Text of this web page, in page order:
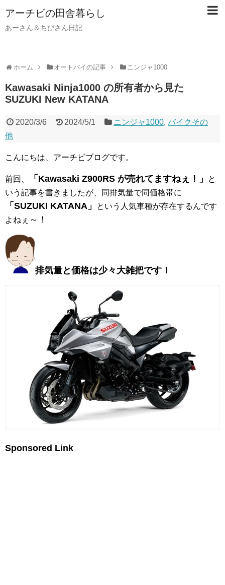
アーチビの田舎暮らし
あーさん＆ちびさん日記
ホーム オートバイの記事 ニンジャ1000
Kawasaki Ninja1000 の所有者から見た
SUZUKI New KATANA
2020/3/6 2024/5/1 ニンジャ1000,バイクその
他
こんにちは、アーチビブログです。
前回、 「Kawasaki Z900RS が売れてますねぇ！」
と
いう記事を書きましたが、同排気量で同価格帯に
「SUZUKI KATANA」
という人気車種が存在するんです
よねぇ ～！
排気量と価格は少々大雑把です ！
Sponsored Link